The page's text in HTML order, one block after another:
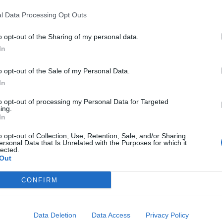
Data Processing Opt Outs
opt-out of the Sharing of my personal data.
opt-out of the Sale of my Personal Data.
opt-out of processing my Personal Data for Targeted
opt-out of Collection, Use, Retention, Sale, and/or Sharing
Data that Is Unrelated with the Purposes for which it
CONFIRM
Data Deletion Data Access Privacy Policy
@teletextopuntocom
en Streaming ⚽🍿🏀
El deporte no ocurre solo en el campo! ⚽🏈🏀
Descubre las series y docuseries más adictivas del
pantalla. 💥 De dramas épicos a risas puras. 🏆